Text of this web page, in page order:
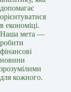
допомагає
орієнтуватися
в економіці.
Наша мета —
робити
фінансові
новини
зрозумілими
для кожного.